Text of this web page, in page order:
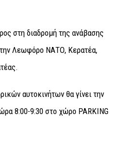
στη διαδρομή της ανάβασης
Λεωφόρο ΝΑΤΟ, Κερατέα,
αυτοκινήτων θα γίνει την
8:00-9:30 στο χώρο PARKING